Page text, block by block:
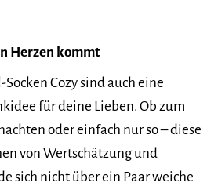
Herzen kommt
Socken Cozy sind auch eine
für deine Lieben. Ob zum
oder einfach nur so – diese
von Wertschätzung und
sich nicht über ein Paar weiche